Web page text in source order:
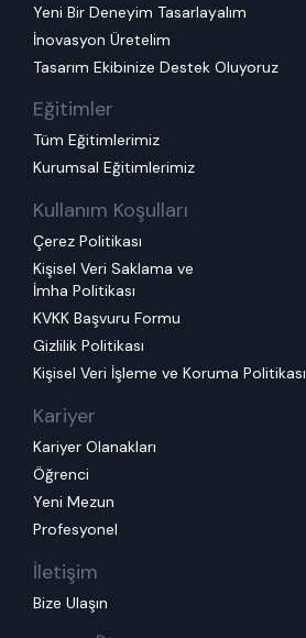
Yeni Bir Deneyim Tasarlayalım
İnovasyon Üretelim
Tasarım Ekibinize Destek Oluyoruz
Eğitimler
Tüm Eğitimlerimiz
Kurumsal Eğitimlerimiz
Kullanım Koşulları
Çerez Politikası
Kişisel Veri Saklama ve
İmha Politikası
KVKK Başvuru Formu
Gizlilik Politikası
Kişisel Veri İşleme ve Koruma Politikası
Kariyer
Kariyer Olanakları
Öğrenci
Yeni Mezun
Profesyonel
İletişim
Bize Ulaşın